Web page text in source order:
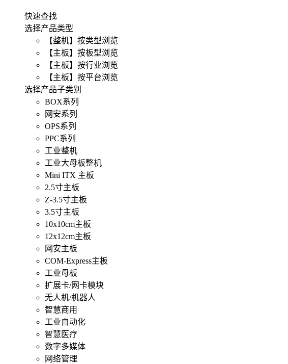
快速查找
选择产品类型
【整机】按类型浏览
【主板】按板型浏览
【主板】按行业浏览
【主板】按平台浏览
选择产品子类别
BOX系列
网安系列
OPS系列
PPC系列
工业整机
工业大母板整机
Mini ITX 主板
2.5寸主板
Z-3.5寸主板
3.5寸主板
10x10cm主板
12x12cm主板
网安主板
COM-Express主板
工业母板
扩展卡/网卡模块
无人机/机器人
智慧商用
工业自动化
智慧医疗
数字多媒体
网络管理